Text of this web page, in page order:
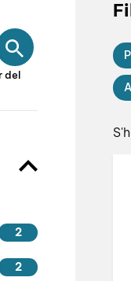
Cercar
del
2
2